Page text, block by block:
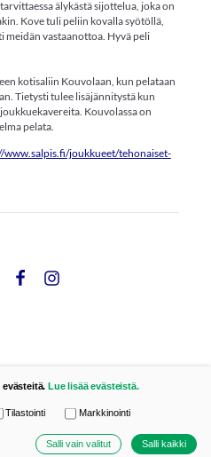
älykästä sijottelua, joka on
Kove tuli peliin kovalla syötöllä,
meidän vastaanottoa. Hyvä peli
kotisaliin Kouvolaan, kun pelataan
Tietysti tulee lisäjännitystä kun
Kouvolassa on
pelata.
www.salpis.fi/joukkueet/tehonaiset-
evästeitä.Lue lisää evästeistä.
Tilastointi Markkinointi
Salli vain valitut Salli kaikki